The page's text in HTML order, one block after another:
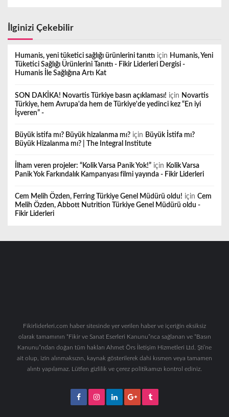
İlginizi Çekebilir
Humanis, yeni tüketici sağlığı ürünlerini tanıttı için Humanis, Yeni
Tüketici Sağlığı Ürünlerini Tanıttı - Fikir Liderleri Dergisi -
Humanis İle Sağlığına Artı Kat
SON DAKİKA! Novartis Türkiye basın açıklaması! için Novartis
Türkiye, hem Avrupa'da hem de Türkiye'de yedinci kez “En iyi
İşveren” -
Büyük istifa mı? Büyük hizalanma mı? için Büyük İstifa mı?
Büyük Hizalanma mı? | The Integral Institute
İlham veren projeler: “Kolik Varsa Panik Yok!” için Kolik Varsa
Panik Yok Farkındalık Kampanyası filmi yayında - Fikir Liderleri
Cem Melih Özden, Ferring Türkiye Genel Müdürü oldu! için Cem
Melih Özden, Abbott Nutrition Türkiye Genel Müdürü oldu -
Fikir Liderleri
Fikirliderleri.com haber sitesinde yer verilen haber ve içeriğin eksiksiz
olarak tamamının “Fikir ve Sanat Eserleri Kanunu”nca sağlanan ve “Basın
Kanunu”ndan doğan tüm hakları Ahmet Örs İletişim Hizmetleri Ltd. Şti’ne
ait olup, izin alınmaksızın, kaynak gösterilerek dahi kısmen veya tamamen
alıntı yapılamaz. Lütfen gizlilik ve çerez politikamızı kontrol ediniz.